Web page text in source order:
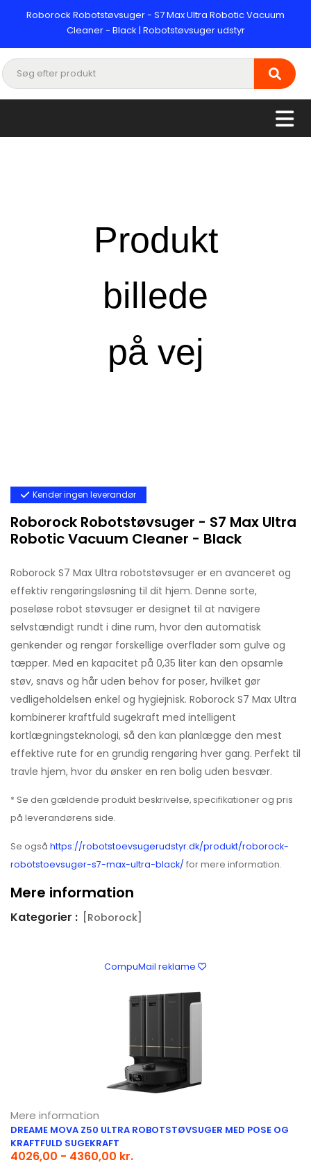
Roborock Robotstøvsuger - S7 Max Ultra Robotic Vacuum
Cleaner - Black | Robotstøvsuger udstyr
Kender ingen leverandør
Roborock Robotstøvsuger - S7 Max Ultra
Robotic Vacuum Cleaner - Black
Roborock S7 Max Ultra robotstøvsuger er en avanceret og
effektiv rengøringsløsning til dit hjem. Denne sorte,
poseløse robot støvsuger er designet til at navigere
selvstændigt rundt i dine rum, hvor den automatisk
genkender og rengør forskellige overflader som gulve og
tæpper. Med en kapacitet på 0,35 liter kan den opsamle
støv, snavs og hår uden behov for poser, hvilket gør
vedligeholdelsen enkel og hygiejnisk. Roborock S7 Max Ultra
kombinerer kraftfuld sugekraft med intelligent
kortlægningsteknologi, så den kan planlægge den mest
effektive rute for en grundig rengøring hver gang. Perfekt til
travle hjem, hvor du ønsker en ren bolig uden besvær.
* Se den gældende produkt beskrivelse, specifikationer og pris
på leverandørens side.
Se også https://robotstoevsugerudstyr.dk/produkt/roborock-
robotstoevsuger-s7-max-ultra-black/ for mere information.
Mere information
Kategorier : [Roborock]
CompuMail reklame
Mere information
DREAME MOVA Z50 ULTRA ROBOTSTØVSUGER MED POSE OG
KRAFTFULD SUGEKRAFT
4026,00 - 4360,00 kr.